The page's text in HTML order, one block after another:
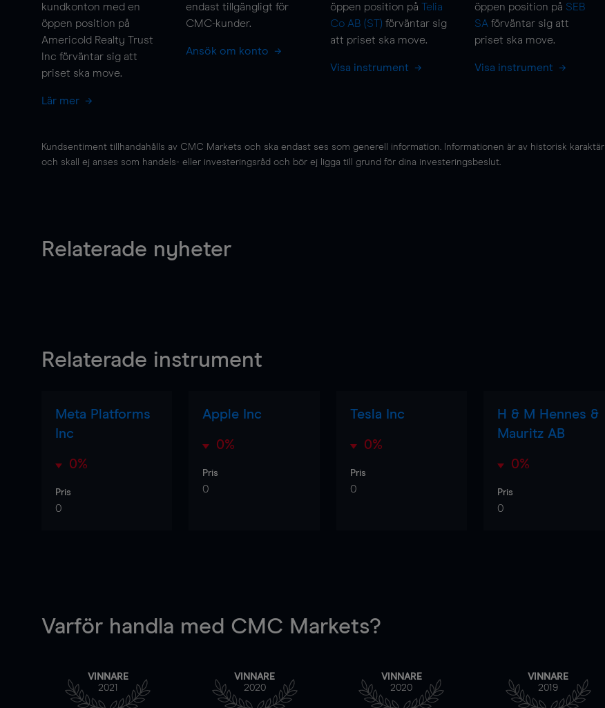
kundkonton med en
öppen position på
Americold Realty Trust
Inc förväntar sig att
priset ska move.
Lär mer
endast tillgängligt för
CMC-kunder.
Ansök om konto
öppen position på Telia
Co AB (ST) förväntar sig
att priset ska move.
Visa instrument
öppen position på SEB
SA förväntar sig att
priset ska move.
Visa instrument
Kundsentiment tillhandahålls av CMC Markets och ska endast ses som generell information. Informationen är av historisk karaktär
och skall ej anses som handels- eller investeringsråd och bör ej ligga till grund för dina investeringsbeslut.
Relaterade nyheter
Relaterade instrument
Meta Platforms
Inc
0%
Pris
0
Apple Inc
0%
Pris
0
Tesla Inc
0%
Pris
0
H & M Hennes &
Mauritz AB
0%
Pris
0
Varför handla med CMC Markets?
VINNARE
2021
VINNARE
2020
VINNARE
2020
VINNARE
2019